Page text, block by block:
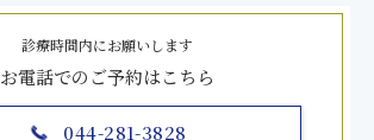
診療時間内にお願いします
お電話でのご予約はこちら
044-281-3828